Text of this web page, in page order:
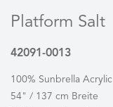
Platform Salt
42091-0013
100% Sunbrella Acrylic
54" / 137 cm Breite